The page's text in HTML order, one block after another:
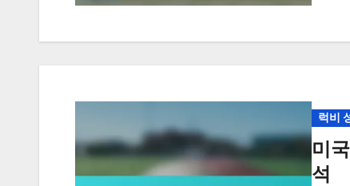
럭비
미
석